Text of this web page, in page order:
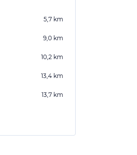
5,7 km
9,0 km
10,2 km
13,4 km
13,7 km